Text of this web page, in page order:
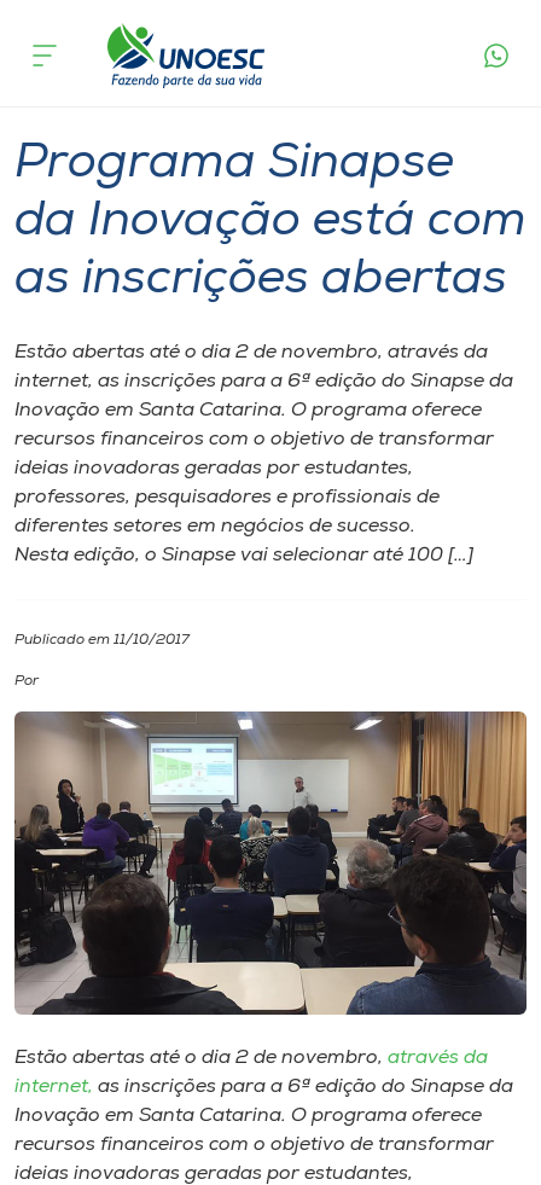
Cursos
Pesquisa
Atendimento ao Estudante
Portal de Ensino
A
Internacionalização
Cultura
CPA
Biblioteca
Editora
Museu
Unoesc
acontece
Programa Sinapse
da Inovação está com
as inscrições abertas
Estão abertas até o dia 2 de novembro, através da
internet, as inscrições para a 6ª edição do Sinapse da
Inovação em Santa Catarina. O programa oferece
recursos financeiros com o objetivo de transformar
ideias inovadoras geradas por estudantes,
professores, pesquisadores e profissionais de
diferentes setores em negócios de sucesso.
Nesta edição, o Sinapse vai selecionar até 100 […]
Publicado em 11/10/2017
Por
Estão abertas até o dia 2 de novembro, através da
internet, as inscrições para a 6ª edição do Sinapse da
Inovação em Santa Catarina. O programa oferece
recursos financeiros com o objetivo de transformar
ideias inovadoras geradas por estudantes,